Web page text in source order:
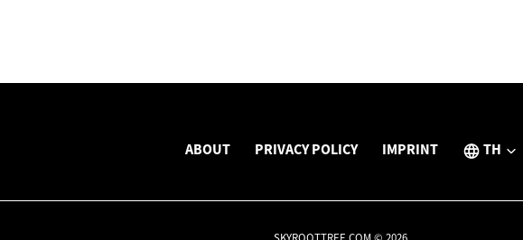
ABOUT PRIVACY POLICY IMPRINT TH